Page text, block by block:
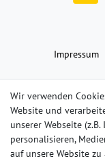
Impressum
Wir verwenden
Website und
unserer Webseite
personalisieren,
auf unsere Website
© Copyright